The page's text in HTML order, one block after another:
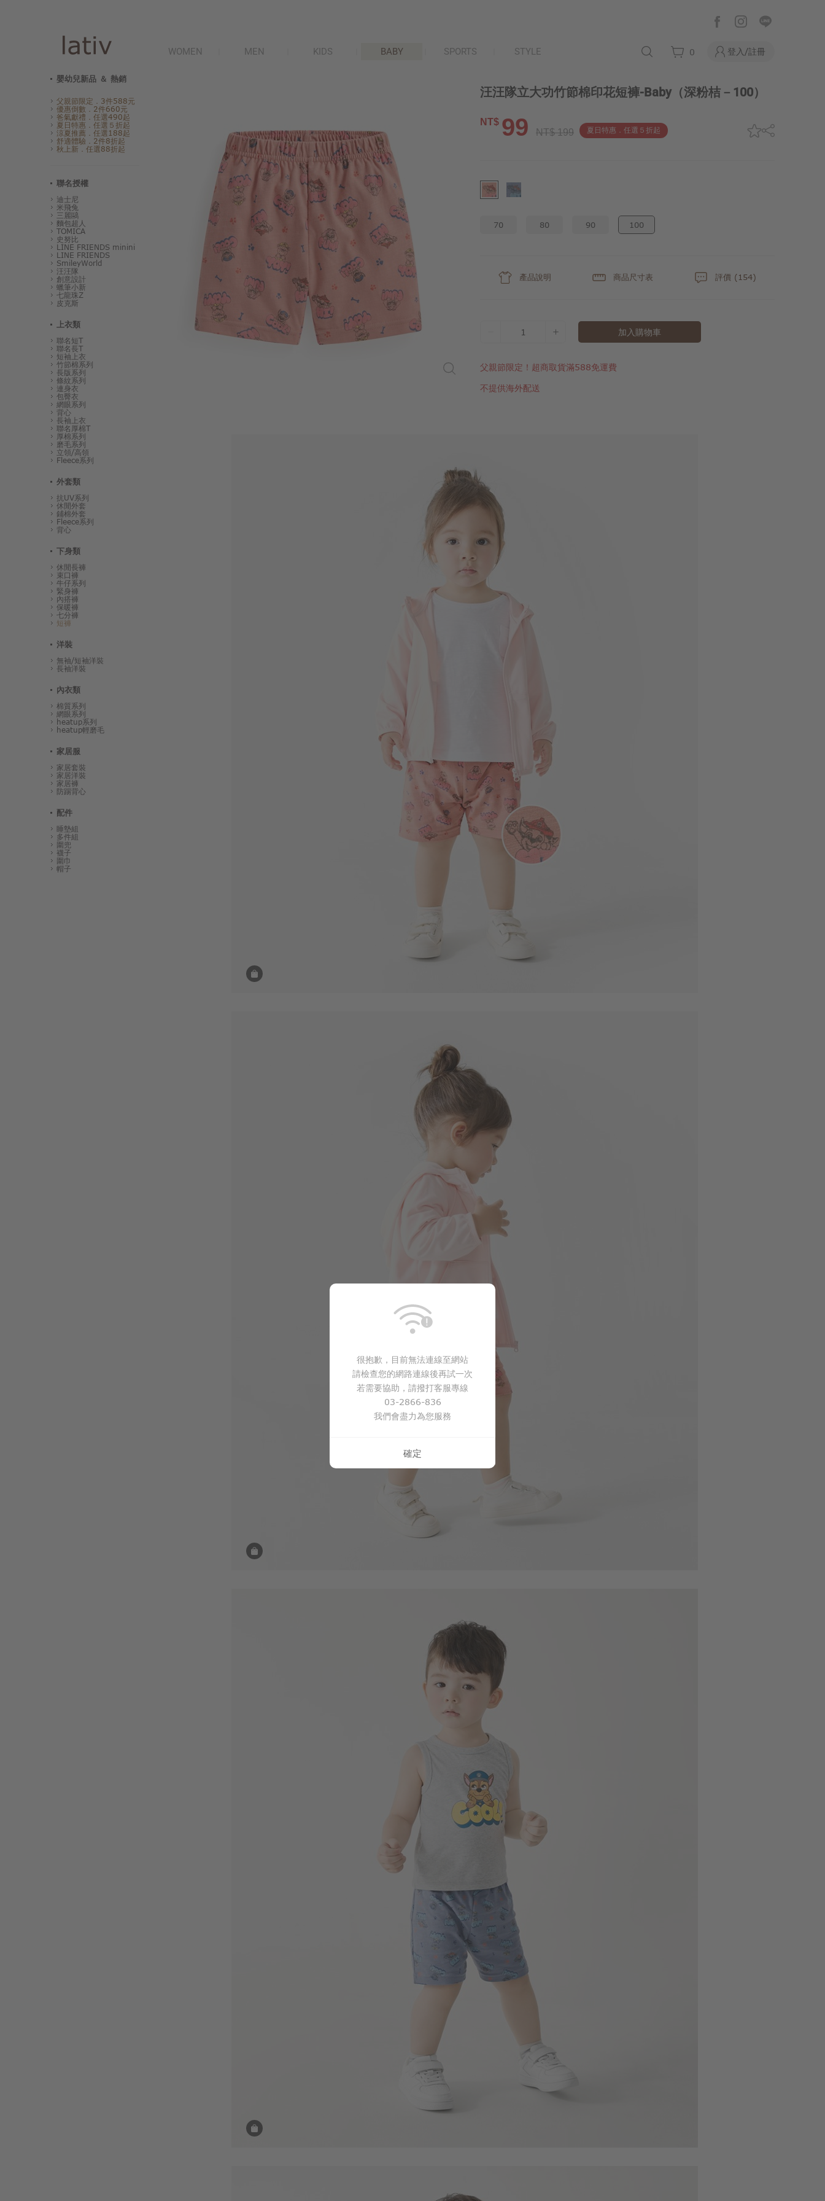
WOMEN MEN KIDS BABY SPORTS STYLE 0 登入/註冊
嬰幼兒新品 ＆ 熱銷
父親節限定．3件588元
優惠倒數．2件660元
爸氣獻禮．任選490起
夏日特惠．任選５折起
涼夏推薦．任選188起
舒適體驗．2件8折起
秋上新．任選88折起
聯名授權
迪士尼
米飛兔
三麗鷗
麵包超人
TOMICA
史努比
LINE FRIENDS minini
LINE FRIENDS
SmileyWorld
汪汪隊
創意設計
蠟筆小新
七龍珠Z
皮克斯
上衣類
聯名短T
聯名長T
短袖上衣
竹節棉系列
長版系列
條紋系列
連身衣
包臀衣
網眼系列
背心
長袖上衣
聯名厚棉T
厚棉系列
磨毛系列
立領/高領
Fleece系列
外套類
抗UV系列
休閒外套
鋪棉外套
Fleece系列
背心
下身類
休閒長褲
束口褲
牛仔系列
緊身褲
內搭褲
保暖褲
七分褲
短褲
洋裝
無袖/短袖洋裝
長袖洋裝
內衣類
棉質系列
網眼系列
heatup系列
heatup輕磨毛
家居服
家居套裝
家居洋裝
家居褲
防踢背心
配件
睡墊組
多件組
圍兜
襪子
圍巾
帽子
汪汪隊立大功竹節棉印花短褲-Baby （深粉桔－100）
NT$ 99 NT$ 199 夏日特惠．任選５折起
70 80 90 100
產品說明 商品尺寸表 評價 (154)
1 加入購物車
父親節限定！超商取貨滿588免運費
不提供海外配送
$ 199
$ 119
$ 99 $ 199
$ 196
99
很抱歉，目前無法連線至網站
請檢查您的網路連線後再試一次
若需要協助，請撥打客服專線
03-2866-836
我們會盡力為您服務
確定